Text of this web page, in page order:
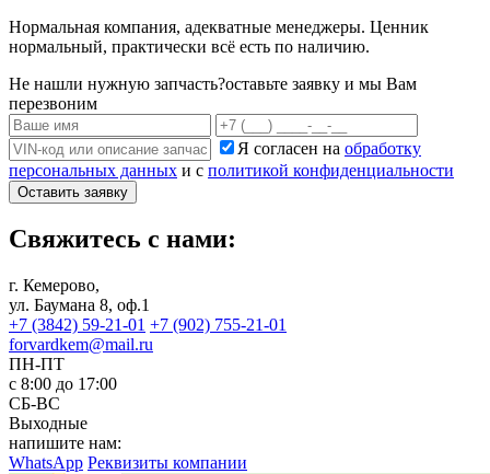
Нормальная компания, адекватные менеджеры. Ценник
нормальный, практически всё есть по наличию.
Не нашли нужную запчасть?оставьте заявку и мы Вам
перезвоним
Я согласен на обработку
персональных данных и с политикой конфиденциальности
Оставить заявку
Свяжитесь с нами:
г. Кемерово,
ул. Баумана 8, оф.1
+7 (3842) 59-21-01 +7 (902) 755-21-01
forvardkem@mail.ru
ПН-ПТ
с 8:00 до 17:00
СБ-ВС
Выходные
напишите нам:
WhatsApp Реквизиты компании